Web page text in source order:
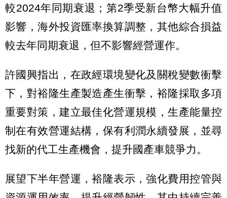
較2024年同期衰退；第2季受新台幣大幅升值
影響，海外投資匯率換算調整，其他綜合損益
較去年同期衰退，但不影響經營運作。
許國興指出，在政經環境變化及關稅變數衝擊
下，對裕隆生產製造產生衝擊，裕隆採取多項
重要對策，建立最佳化營運規模，生產能量控
制在有效營運結構，保有利潤永續發展，並尋
找新的代工生產機會，提升國產車競爭力。
展望下半年營運，裕隆表示，強化費用控管與